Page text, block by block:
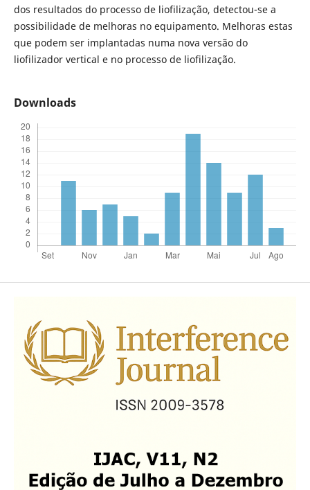
dos resultados do processo de liofilização, detectou-se a
possibilidade de melhoras no equipamento. Melhoras estas
que podem ser implantadas numa nova versão do
liofilizador vertical e no processo de liofilização.
Downloads